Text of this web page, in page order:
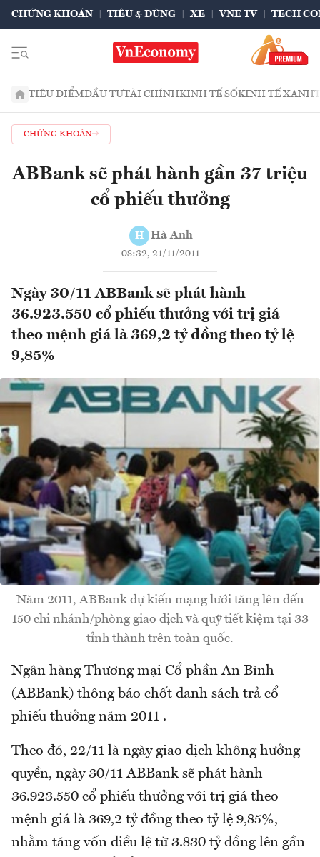
CHỨNG KHOÁN TIÊU & DÙNG XE VNE TV TECH
TIÊU ĐIỂMĐẦU TƯTÀI CHÍNHKINH TẾ SỐKINH TẾ XANH
CHỨNG KHOÁN
ABBank sẽ phát hành gần 37 triệu
cổ phiếu thưởng
H Hà Anh
08:32, 21/11/2011
Ngày 30/11 ABBank sẽ phát hành
36.923.550 cổ phiếu thưởng với trị giá
theo mệnh giá là 369,2 tỷ đồng theo tỷ lệ
9,85%
Năm 2011, ABBank dự kiến mạng lưới tăng lên đến
150 chi nhánh/phòng giao dịch và quỹ tiết kiệm tại 33
tỉnh thành trên toàn quốc.
Ngân hàng Thương mại Cổ phần An Bình
(ABBank) thông báo chốt danh sách trả cổ
phiếu thưởng năm 2011 .
Theo đó, 22/11 là ngày giao dịch không hưởng
quyền, ngày 30/11 ABBank sẽ phát hành
36.923.550 cổ phiếu thưởng với trị giá theo
mệnh giá là 369,2 tỷ đồng theo tỷ lệ 9,85%,
nhằm tăng vốn điều lệ từ 3.830 tỷ đồng lên gần